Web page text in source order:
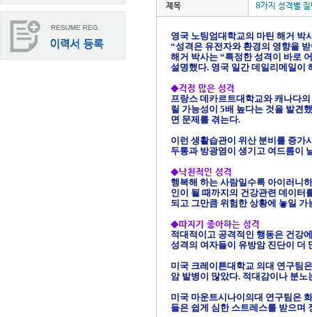
제목 8가지 성격별 질
영국 노팅엄대학교의 마틴 해거 박
“성격은 유전자와 환경의 영향을
해거 박사는 “특정한 성격이 바로
설명했다. 영국 일간 데일리메일이
◆걱정 많은 성격
프랑스 데카르트대학교와 캐나다
릴 가능성이 5배 높다는 것을 발견
면 문제를 겪는다.
이런 생활습관이 위산 분비를 증가
두통과 방광염이 생기고 여드름이
◆낙천적인 성격
행복해 하는 사람일수록 아이러니
인이 될 때까지의 건강관련 데이터
되고 그만큼 위험한 상황에 놓일
◆따지기 좋아하는 성격
적대적이고 공격적인 행동은 건강
성격의 여자들이 유방암 진단이 더
미국 크레이튼대학교 의대 연구팀
암 발병이 많았다. 적대감이나 분
미국 마운트시나이의대 연구팀은
들은 쉽게 심한 스트레스를 받으며